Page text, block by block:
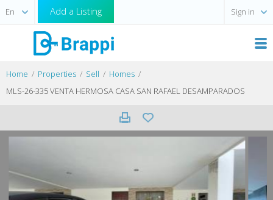
Add a Listing Sign in
Home Properties Sell
Homes
MLS-26-335 VENTA HERMOSA CASA SAN RAFAEL DESAMPARADOS